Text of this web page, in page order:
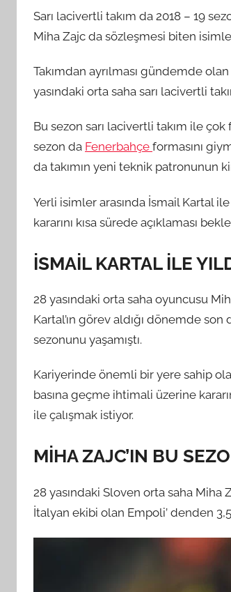
Sarı lacivertli takım da 2018 – 19
Miha Zajc da sözleşmesi biten
Takımdan ayrılması gündemde
yasındaki orta saha sarı lacivertli
Bu sezon sarı lacivertli takım ile
sezon da Fenerbahçe formasını
da takımın yeni teknik patronunun
Yerli isimler arasında İsmail Kartal
kararını kısa sürede açıklaması
İSMAİL KARTAL İLE
28 yasındaki orta saha oyuncusu
Kartal’ın görev aldığı dönemde
sezonunu yaşamıştı.
Kariyerinde önemli bir yere sahip
basına geçme ihtimali üzerine
ile çalışmak istiyor.
MİHA ZAJC’IN BU
28 yasındaki Sloven orta saha Miha
İtalyan ekibi olan Empoli’ denden